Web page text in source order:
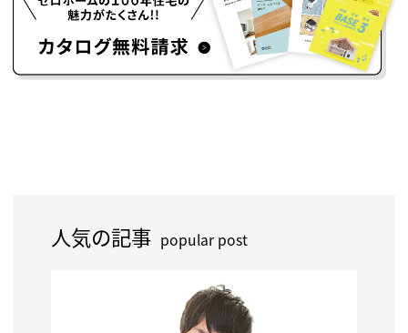
人気の記事 popular post